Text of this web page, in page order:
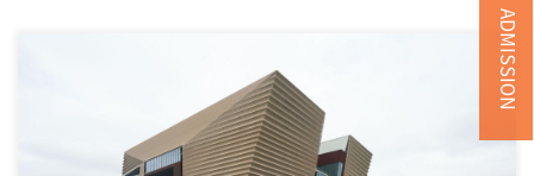
ADMISSION